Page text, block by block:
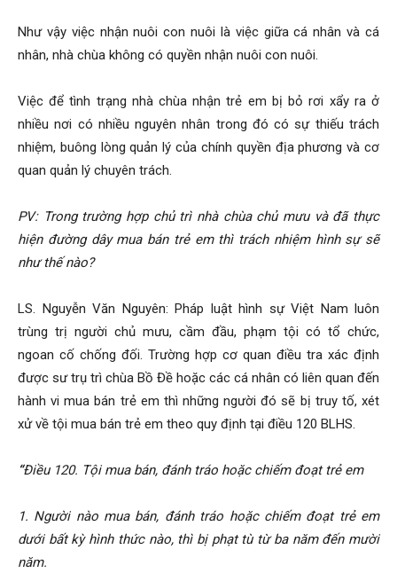
Như vậy việc nhận nuôi con nuôi là việc giữa cá nhân và cá
nhân, nhà chùa không có quyền nhận nuôi con nuôi.
Việc để tình trạng nhà chùa nhận trẻ em bị bỏ rơi xẩy ra ở
nhiều nơi có nhiều nguyên nhân trong đó có sự thiếu trách
nhiệm, buông lòng quản lý của chính quyền địa phương và cơ
quan quản lý chuyên trách.
PV: Trong trường hợp chủ trì nhà chùa chủ mưu và đã thực
hiện đường dây mua bán trẻ em thì trách nhiệm hình sự sẽ
như thế nào?
LS. Nguyễn Văn Nguyên: Pháp luật hình sự Việt Nam luôn
trùng trị người chủ mưu, cầm đầu, phạm tội có tổ chức,
ngoan cố chống đối. Trường hợp cơ quan điều tra xác định
được sư trụ trì chùa Bồ Đề hoặc các cá nhân có liên quan đến
hành vi mua bán trẻ em thì những người đó sẽ bị truy tố, xét
xử về tội mua bán trẻ em theo quy định tại điều 120 BLHS.
“Điều 120. Tội mua bán, đánh tráo hoặc chiếm đoạt trẻ em
1. Người nào mua bán, đánh tráo hoặc chiếm đoạt trẻ em
dưới bất kỳ hình thức nào, thì bị phạt tù từ ba năm đến mười
năm.